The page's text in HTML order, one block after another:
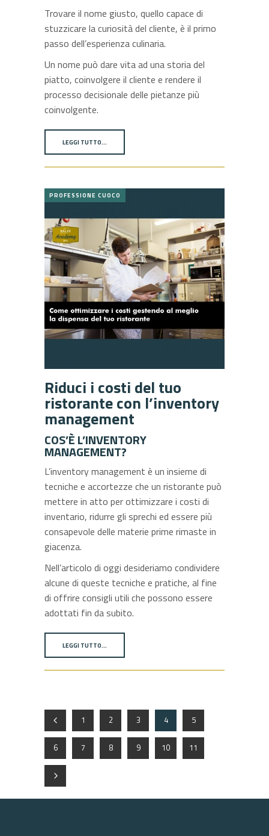
Trovare il nome giusto, quello capace di
stuzzicare la curiosità del cliente, è il primo
passo dell’esperienza culinaria.
Un nome può dare vita ad una storia del
piatto, coinvolgere il cliente e rendere il
processo decisionale delle pietanze più
coinvolgente.
LEGGI TUTTO…
PROFESSIONE CUOCO
Riduci i costi del tuo
ristorante con l’inventory
management
COS’È L’INVENTORY
MANAGEMENT?
L’inventory management è un insieme di
tecniche e accortezze che un ristorante può
mettere in atto per ottimizzare i costi di
inventario, ridurre gli sprechi ed essere più
consapevole delle materie prime rimaste in
giacenza.
Nell’articolo di oggi desideriamo condividere
alcune di queste tecniche e pratiche, al fine
di offrire consigli utili che possono essere
adottati fin da subito.
LEGGI TUTTO…
1 2 3 4 5
6 7 8 9 10 11